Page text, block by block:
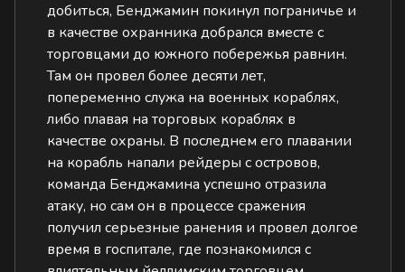
добиться, Бенджамин покинул пограничье и
в качестве охранника добрался вместе с
торговцами до южного побережья равнин.
Там он провел более десяти лет,
попеременно служа на военных кораблях,
либо плавая на торговых кораблях в
качестве охраны. В последнем его плавании
на корабль напали рейдеры с островов,
команда Бенджамина успешно отразила
атаку, но сам он в процессе сражения
получил серьезные ранения и провел долгое
время в госпитале, где познакомился с